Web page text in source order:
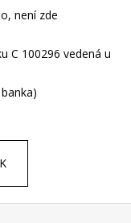
není zde
C 100296 vedená u